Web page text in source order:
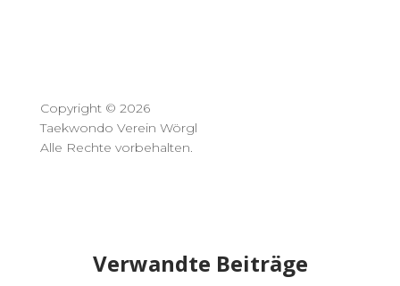
Copyright © 2026
Taekwondo Verein Wörgl
Alle Rechte vorbehalten.
Verwandte Beiträge